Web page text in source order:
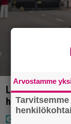
Laulaja Aki
hääkuva
Arvostamme